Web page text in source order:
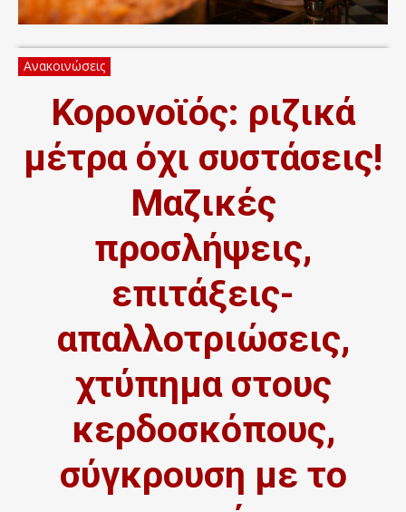
Ανακοινώσεις
Κορoνoϊός: ριζικά
μέτρα όχι συστάσεις!
Μαζικές
προσλήψεις,
επιτάξεις-
απαλλοτριώσεις,
χτύπημα στους
κερδοσκόπους,
σύγκρουση με το